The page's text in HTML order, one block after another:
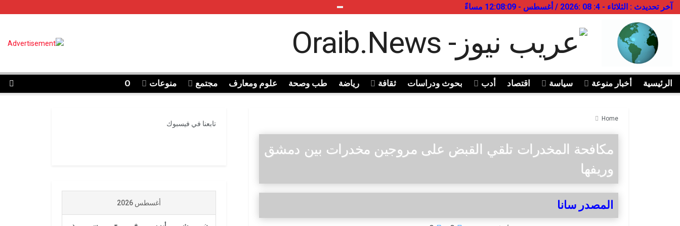
آخر تحديدث : الثلاثاء - 4: 08 :2026 / أغسطس - 12:08:09 مساءً
الرئيسية أخبار منوعة سياسة اقتصاد أدب بحوث ودراسات ثقافة رياضة طب وصحة علوم ومعارف مجتمع منوعات O
Home
مكافحة المخدرات تلقي القبض على مروجين مخدرات بين دمشق
وريفها
المصدر سانا
تابعنا في فيسبوك
أغسطس 2026